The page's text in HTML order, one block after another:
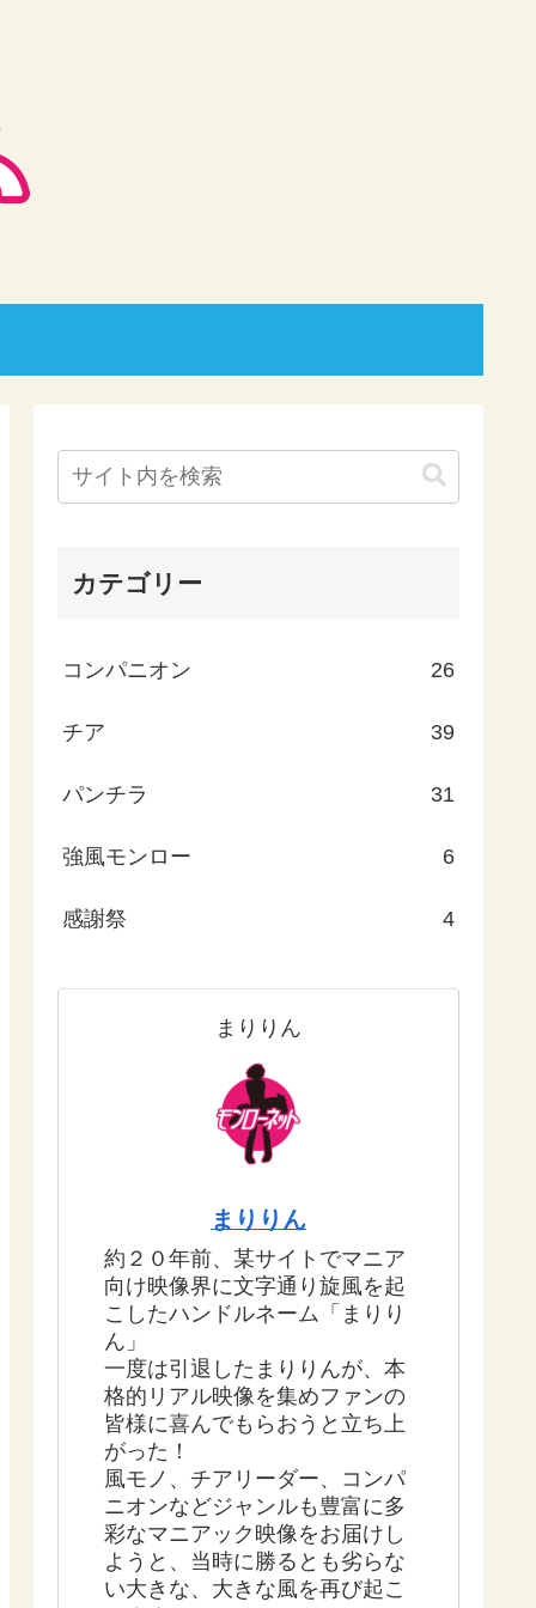
カテゴリー
コンパニオン 26
チア 39
パンチラ 31
強風モンロー 6
感謝祭 4
まりりん
まりりん
約２０年前、某サイトでマニア
向け映像界に文字通り旋風を起
こしたハンドルネーム「まりり
ん」
一度は引退したまりりんが、本
格的リアル映像を集めファンの
皆様に喜んでもらおうと立ち上
がった！
風モノ、チアリーダー、コンパ
ニオンなどジャンルも豊富に多
彩なマニアック映像をお届けし
ようと、当時に勝るとも劣らな
い大きな、大きな風を再び起こ